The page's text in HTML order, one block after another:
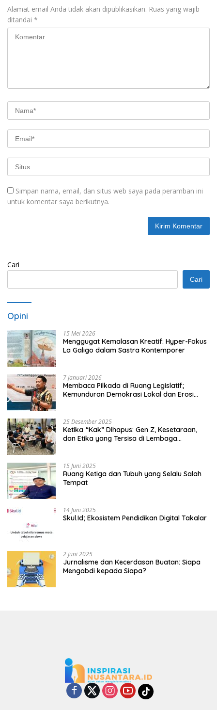
Alamat email Anda tidak akan dipublikasikan. Ruas yang wajib
ditandai *
Simpan nama, email, dan situs web saya pada peramban ini
untuk komentar saya berikutnya.
Cari
Cari
Opini
15 Mei 2026
Menggugat Kemalasan Kreatif: Hyper-Fokus
La Galigo dalam Sastra Kontemporer
7 Januari 2026
Membaca Pilkada di Ruang Legislatif;
Kemunduran Demokrasi Lokal dan Erosi
25 Desember 2025
Ketika “Kak” Dihapus: Gen Z, Kesetaraan,
dan Etika yang Tersisa di Lembaga
15 Juni 2025
Ruang Ketiga dan Tubuh yang Selalu Salah
Tempat
14 Juni 2025
Skul.Id; Ekosistem Pendidikan Digital Takalar
2 Juni 2025
Jurnalisme dan Kecerdasan Buatan: Siapa
Mengabdi kepada Siapa?